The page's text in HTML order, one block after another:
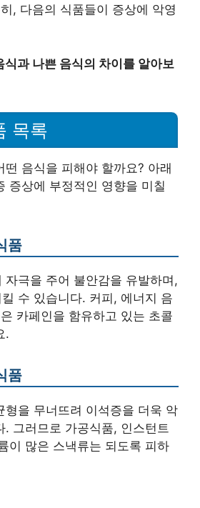
, 다음의 식품들이 증상에 악영
식과 나쁜 음식의 차이를 알아보
목록
떤 음식을 피해야 할까요? 아래
증상에 부정적인 영향을 미칠
품
자극을 주어 불안감을 유발하며,
수 있습니다. 커피, 에너지 음
카페인을 함유하고 있는 초콜
.
품
형을 무너뜨려 이석증을 더욱 악
. 그러므로 가공식품, 인스턴트
이 많은 스낵류는 되도록 피하